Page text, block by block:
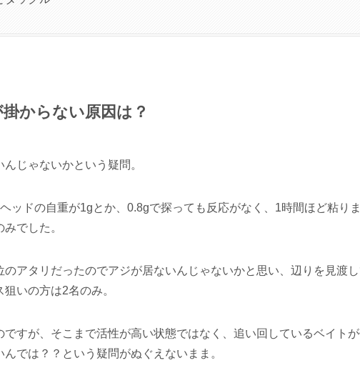
からない原因は？
じゃないかという疑問。
ッドの自重が1gとか、0.8gで探っても反応がなく、1時間ほど粘り
でした。
のアタリだったのでアジが居ないんじゃないかと思い、辺りを見渡
いの方は2名のみ。
ですが、そこまで活性が高い状態ではなく、追い回しているベイトが
では？？という疑問がぬぐえないまま。